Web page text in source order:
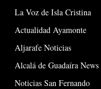
La Voz de Isla Cristina
Actualidad Ayamonte
Aljarafe Noticias
Alcalá de Guadaíra News
Noticias San Fernando